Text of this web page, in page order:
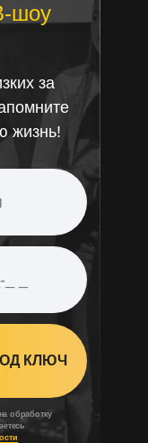
КЛЮЧ
обработку
шоу
за
жизнь!